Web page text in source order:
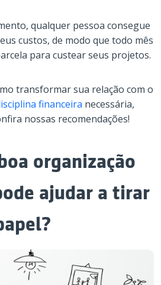
qualquer pessoa consegue
custos, de modo que todo mês
para custear seus projetos.
transformar sua relação com o
financeira necessária,
nossas recomendações!
organização
ajudar a tirar